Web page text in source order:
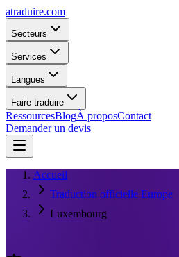
atraduire.com
Secteurs
Services
Langues
Faire traduire
RessourcesBlogÀ proposContact
Demander un devis
Accueil
Traduction officielle Europe
Luxembourg